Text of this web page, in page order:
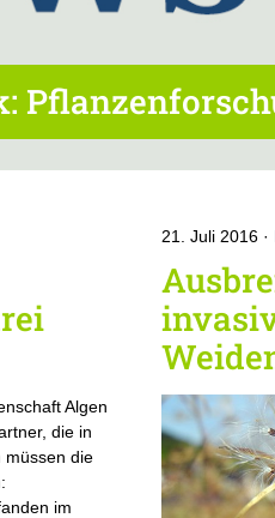
Algen
die in
müssen die
im
21. Juli 2016